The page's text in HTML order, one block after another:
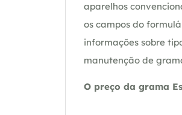
aparelhos
os campos do
informações sobre
manutenção de
O preço da grama